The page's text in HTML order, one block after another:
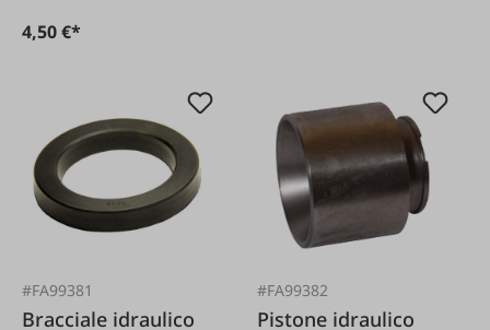
4,50 €*
#FA99381
Bracciale idraulico
#FA99382
Pistone idraulico